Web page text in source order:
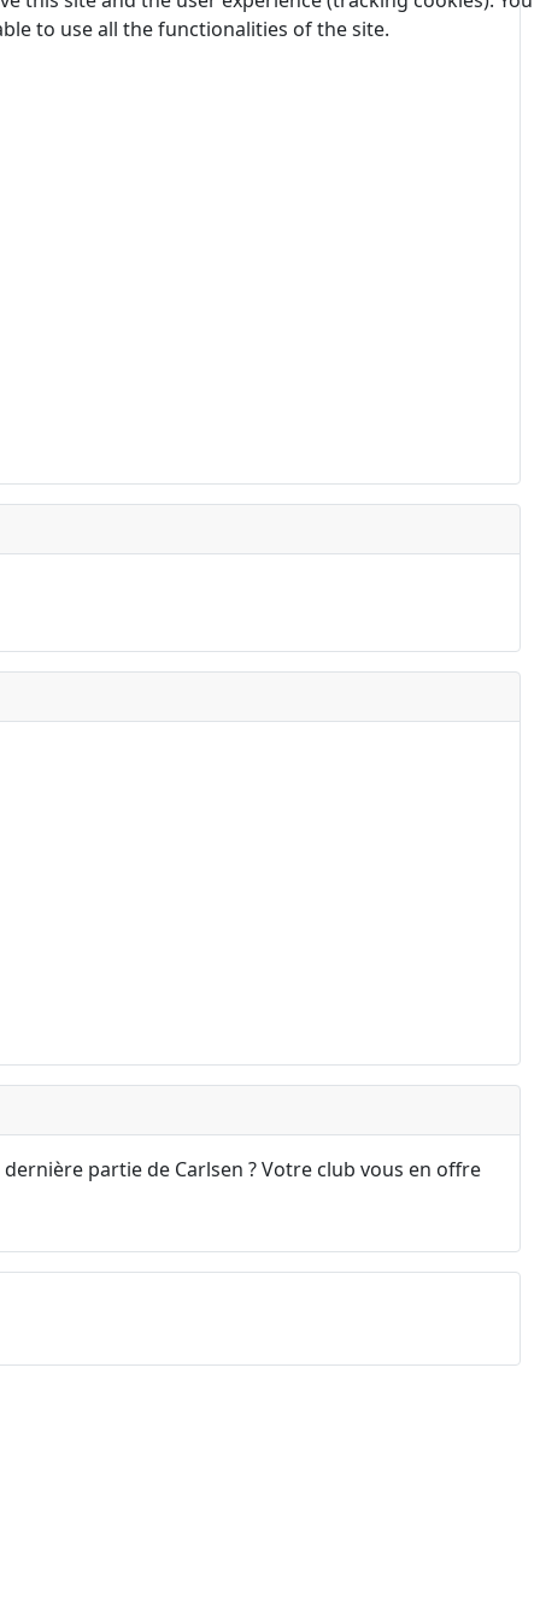
partie de Carlsen ? Votre club vous en offre
to use all the functionalities of the site.